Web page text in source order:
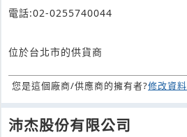
電話:02-0255740044
位於台北市的供貨商
您是這個廠商/供應商的擁有者?修改資料
沛杰股份有限公司